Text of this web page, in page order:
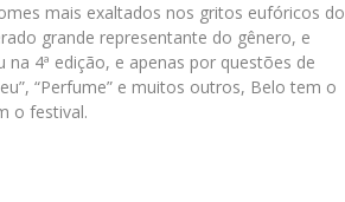
mais exaltados nos gritos eufóricos do
grande representante do gênero, e
4ª edição, e apenas por questões de
“Perfume” e muitos outros, Belo tem o
o festival.